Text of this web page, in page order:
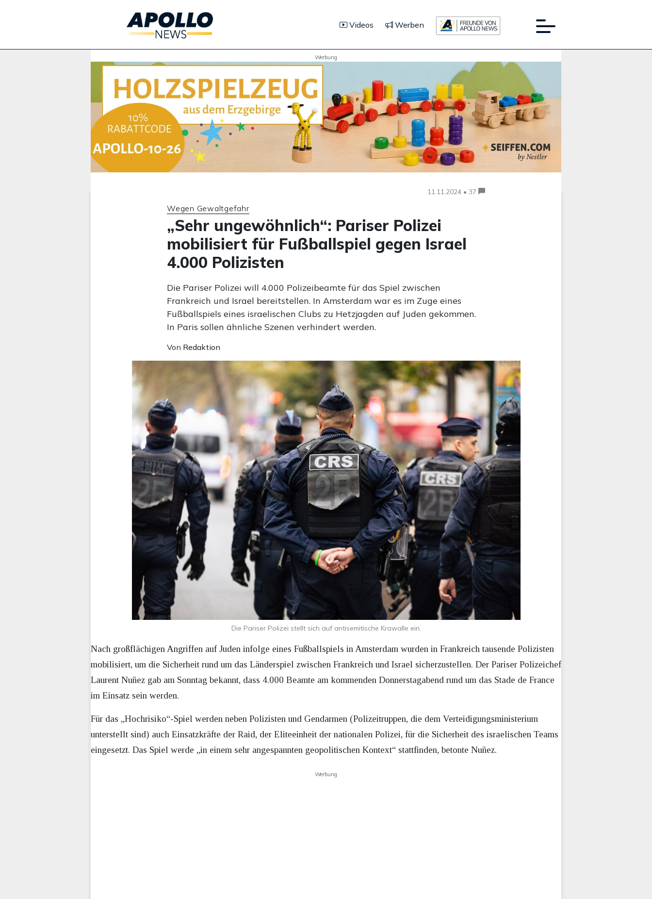
Videos Werben
Werbung
11.11.2024 • 37
Wegen Gewaltgefahr
„Sehr ungewöhnlich“: Pariser Polizei
mobilisiert für Fußballspiel gegen Israel
4.000 Polizisten
Die Pariser Polizei will 4.000 Polizeibeamte für das Spiel zwischen
Frankreich und Israel bereitstellen. In Amsterdam war es im Zuge eines
Fußballspiels eines israelischen Clubs zu Hetzjagden auf Juden gekommen.
In Paris sollen ähnliche Szenen verhindert werden.
Von Redaktion
Die Pariser Polizei stellt sich auf antisemitische Krawalle ein.
Nach großflächigen Angriffen auf Juden infolge eines Fußballspiels in Amsterdam wurden in Frankreich tausende Polizisten
mobilisiert, um die Sicherheit rund um das Länderspiel zwischen Frankreich und Israel sicherzustellen. Der Pariser Polizeichef
Laurent Nuñez gab am Sonntag bekannt, dass 4.000 Beamte am kommenden Donnerstagabend rund um das Stade de France
im Einsatz sein werden.
Für das „Hochrisiko“-Spiel werden neben Polizisten und Gendarmen (Polizeitruppen, die dem Verteidigungsministerium
unterstellt sind) auch Einsatzkräfte der Raid, der Eliteeinheit der nationalen Polizei, für die Sicherheit des israelischen Teams
eingesetzt. Das Spiel werde „in einem sehr angespannten geopolitischen Kontext“ stattfinden, betonte Nuñez.
Werbung